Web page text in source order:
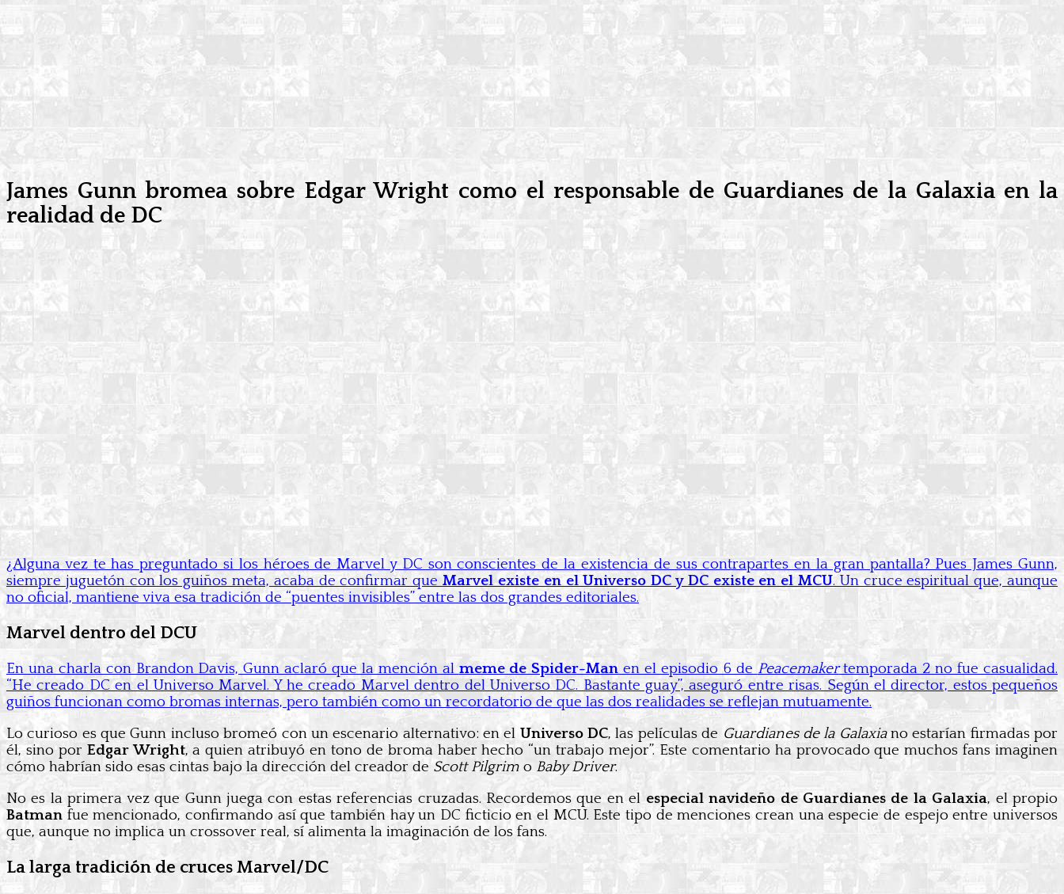
James Gunn bromea sobre Edgar Wright como el responsable de Guardianes de la Galaxia en la
realidad de DC
¿Alguna vez te has preguntado si los héroes de Marvel y DC son conscientes de la existencia de sus contrapartes en la gran pantalla? Pues James Gunn,
siempre juguetón con los guiños meta, acaba de confirmar queMarvel existe en el Universo DC y DC existe en el MCU. Un cruce espiritual que, aunque
no oficial, mantiene viva esa tradición de “puentes invisibles” entre las dos grandes editoriales.
Marvel dentro del DCU
En una charla con Brandon Davis, Gunn aclaró que la mención al meme de Spider-Man en el episodio 6 de Peacemakertemporada 2 no fue casualidad.
“He creado DC en el Universo Marvel. Y he creado Marvel dentro del Universo DC. Bastante guay”, aseguró entre risas. Según el director, estos pequeños
guiños funcionan como bromas internas, pero también como un recordatorio de que las dos realidades se reflejan mutuamente.
Lo curioso es que Gunn incluso bromeó con un escenario alternativo: en el Universo DC, las películas de Guardianes de la Galaxiano estarían firmadas por
él, sino por Edgar Wright, a quien atribuyó en tono de broma haber hecho “un trabajo mejor”. Este comentario ha provocado que muchos fans imaginen
cómo habrían sido esas cintas bajo la dirección del creador de Scott Pilgrim o Baby Driver.
No es la primera vez que Gunn juega con estas referencias cruzadas. Recordemos que en el especial navideño de Guardianes de la Galaxia, el propio
Batman fue mencionado, confirmando así que también hay un DC ficticio en el MCU. Este tipo de menciones crean una especie de espejo entre universos
que, aunque no implica un crossover real, sí alimenta la imaginación de los fans.
La larga tradición de cruces Marvel/DC